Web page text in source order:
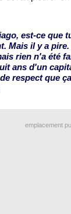
est-ce que
Mais il y a
rien n'a été
ans d'un
respect que
emplacement